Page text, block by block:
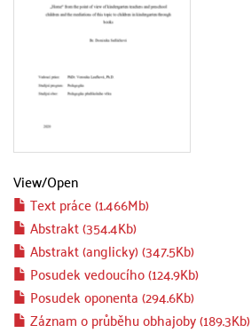
View/Open
Text práce (1.466Mb)
Abstrakt (354.4Kb)
Abstrakt (anglicky) (347.5Kb)
Posudek vedoucího (124.9Kb)
Posudek oponenta (294.6Kb)
Záznam o průběhu obhajoby (189.3Kb)